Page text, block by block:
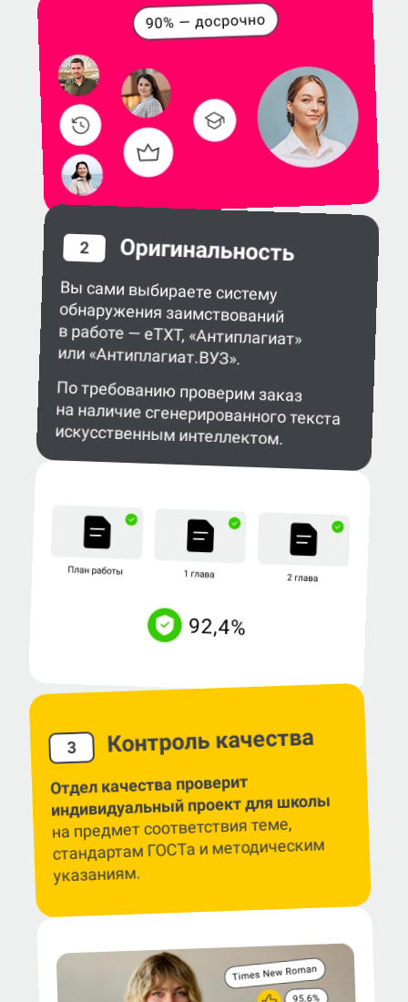
2 Оригинальность
Вы сами выбираете систему
обнаружения заимствований
в работе — eTXT, «Антиплагиат»
или «Антиплагиат.ВУЗ».
По требованию проверим заказ
на наличие сгенерированного текста
искусственным интеллектом.
3 Контроль качества
Отдел качества проверит
индивидуальный проект для школы
на предмет соответствия теме,
стандартам ГОСТа и методическим
указаниям.